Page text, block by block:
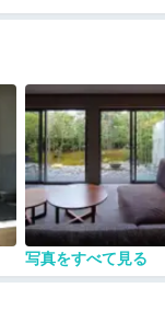
心地よい併設
写真をすべて見る